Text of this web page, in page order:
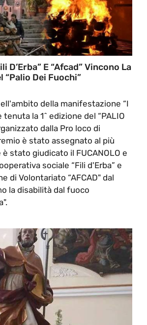
D’Erba” E “Afcad” Vincono La
“Palio Dei Fuochi”
della manifestazione “I
tenuta la 1^ edizione del “PALIO
dalla Pro loco di
è stato assegnato al più
stato giudicato il FUCANOLO e
sociale “Fili d'Erba” e
di Volontariato “AFCAD" dal
la disabilità dal fuoco